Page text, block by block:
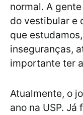
normal. A
do vestibular e
que
inseguranças,
importante ter
Atualmente, o
ano na USP.